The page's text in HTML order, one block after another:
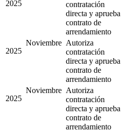
2025
contratación
directa y aprueba
contrato de
arrendamiento
2025
Noviembre Autoriza
contratación
directa y aprueba
contrato de
arrendamiento
2025
Noviembre Autoriza
contratación
directa y aprueba
contrato de
arrendamiento